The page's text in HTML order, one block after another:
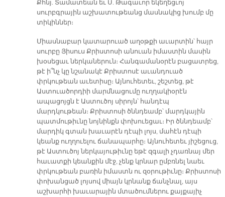
Քհնյ. Տամատեան եւ Ս. Թագաւոր եկեղեցւոյ
սուրբգրային աշխատութեանց մասնակից խումբ մը
տիկիններ։
Միասնաբար կատարուած աղօթքի աւարտին՝ հայր
սուրբը Յիսուս Քրիստոսի անուան իմաստին մասին
խօսեցաւ ներկաներուն։ Հանգամանօրէն բացատրեց,
թէ ի՞նչ կը նշանակէ Քրիստոսէ աւանդուած
փրկութեան աւետիսը։ Այնուհետեւ, շեշտեց, թէ
Աստուածորդիի մարմնացումը ուղղակիօրէն
ապացոյցն է Աստուծոյ սիրոյն՝ հանդէպ
մարդկութեան։ Քրիստոսի ծննդեամբ՝ մարդկային
պատմութիւնը նոյնինքն փոխուեցաւ։ Իր ծննդեամբ՝
մարդիկ գտան խաւարէն դէպի լոյս, մահէն դէպի
կեանք ուղղուելու ճանապարհը։ Այնուհետեւ յիշեցուց,
թէ Աստուծոյ ներկայութիւնը եթէ զգալի չդառնայ մեր
հաւատքի կեանքին մէջ, չենք կրնար ըմբռնել նաեւ
փրկութեան բառին իմաստն ու զօրութիւնը։ Քրիստոսի
փոխանցած լոյսով միայն կրնանք ճանչնալ, այս
աշխարհի խաւարային մտածումներու քայքայիչ